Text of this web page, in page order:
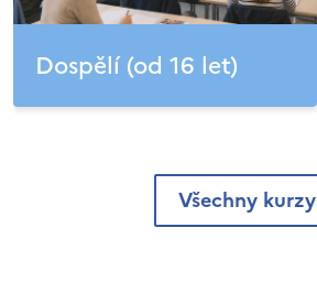
Dospělí (od 16 let)
Všechny kurzy